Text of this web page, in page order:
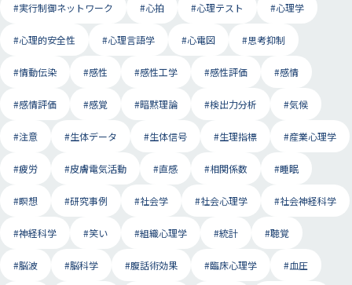
#実行制御ネットワーク #心拍 #心理テスト #心理学
#心理的安全性 #心理言語学 #心電図 #思考抑制
#情動伝染 #感性 #感性工学 #感性評価 #感情
#感情評価 #感覚 #暗黙理論 #検出力分析 #気候
#注意 #生体データ #生体信号 #生理指標 #産業心理学
#疲労 #皮膚電気活動 #直感 #相関係数 #睡眠
#瞑想 #研究事例 #社会学 #社会心理学 #社会神経科学
#神経科学 #笑い #組織心理学 #統計 #聴覚
#脳波 #脳科学 #腹話術効果 #臨床心理学 #血圧